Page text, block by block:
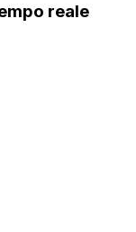
reale